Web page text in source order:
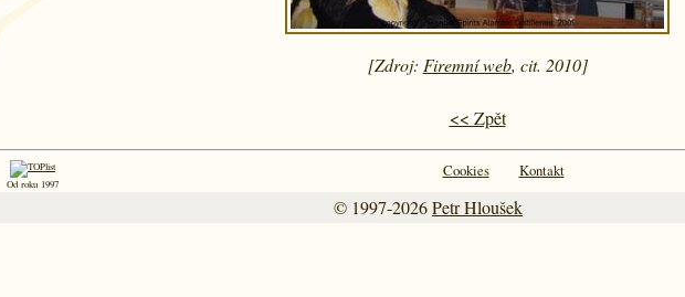
[Zdroj: Firemní web, cit. 2010]
<< Zpět
Od roku 1997
Cookies Kontakt
© 1997-2026Petr Hloušek